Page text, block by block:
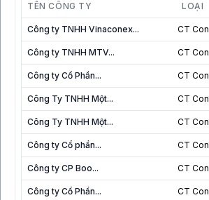
TÊN CÔNG TY LOẠI
Công ty TNHH Vinaconex... CT Con
Công ty TNHH MTV... CT Con
Công ty Cổ Phần... CT Con
Công Ty TNHH Một... CT Con
Công Ty TNHH Một... CT Con
Công ty Cổ phần... CT Con
Công ty CP Boo... CT Con
Công ty Cổ Phần... CT Con